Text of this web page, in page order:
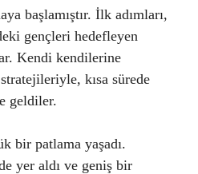
başlamıştır. İlk adımları,
gençleri hedefleyen
Kendi kendilerine
kısa sürede
geldiler.
bir patlama yaşadı.
yer aldı ve geniş bir